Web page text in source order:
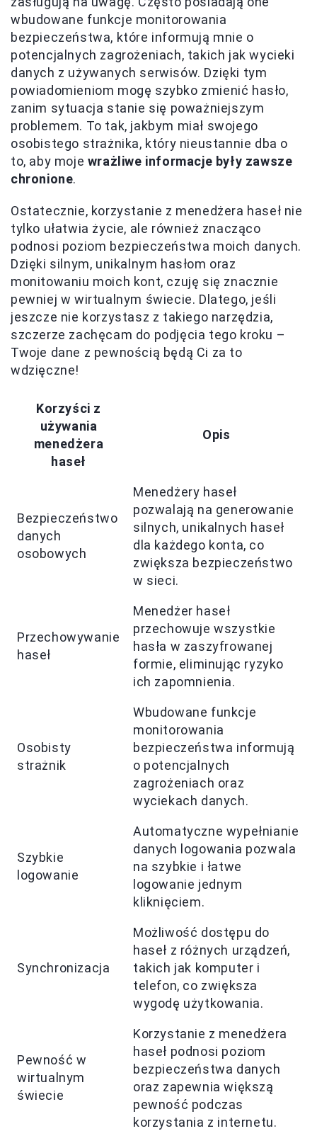
wbudowane funkcje monitorowania
bezpieczeństwa, które informują mnie o
potencjalnych zagrożeniach, takich jak wycieki
danych z używanych serwisów. Dzięki tym
powiadomieniom mogę szybko zmienić hasło,
zanim sytuacja stanie się poważniejszym
problemem. To tak, jakbym miał swojego
osobistego strażnika, który nieustannie dba o
to, aby moje wrażliwe informacje były zawsze
chronione.
Ostatecznie, korzystanie z menedżera haseł nie
tylko ułatwia życie, ale również znacząco
podnosi poziom bezpieczeństwa moich danych.
Dzięki silnym, unikalnym hasłom oraz
monitowaniu moich kont, czuję się znacznie
pewniej w wirtualnym świecie. Dlatego, jeśli
jeszcze nie korzystasz z takiego narzędzia,
szczerze zachęcam do podjęcia tego kroku –
Twoje dane z pewnością będą Ci za to
wdzięczne!
Korzyści z
używania
menedżera
haseł
Opis
Bezpieczeństwo
danych
osobowych
Menedżery haseł
pozwalają na generowanie
silnych, unikalnych haseł
dla każdego konta, co
zwiększa bezpieczeństwo
w sieci.
Przechowywanie
haseł
Menedżer haseł
przechowuje wszystkie
hasła w zaszyfrowanej
formie, eliminując ryzyko
ich zapomnienia.
Osobisty
strażnik
Wbudowane funkcje
monitorowania
bezpieczeństwa informują
o potencjalnych
zagrożeniach oraz
wyciekach danych.
Szybkie
logowanie
Automatyczne wypełnianie
danych logowania pozwala
na szybkie i łatwe
logowanie jednym
kliknięciem.
Synchronizacja
Możliwość dostępu do
haseł z różnych urządzeń,
takich jak komputer i
telefon, co zwiększa
wygodę użytkowania.
Pewność w
wirtualnym
świecie
Korzystanie z menedżera
haseł podnosi poziom
bezpieczeństwa danych
oraz zapewnia większą
pewność podczas
korzystania z internetu.